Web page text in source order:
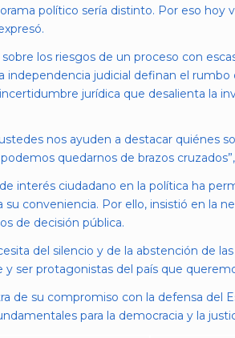
político sería distinto. Por eso
los riesgos de un proceso con
judicial definan el
jurídica que desalienta la
nos ayuden a destacar quiénes
quedarnos de brazos
interés ciudadano en la política ha
conveniencia. Por ello, insistió en la
de decisión pública.
del silencio y de la abstención de
ser protagonistas del país que
de su compromiso con la defensa del
para la democracia y la